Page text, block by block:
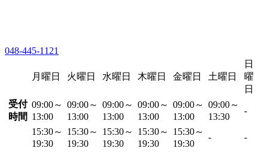
048-445-1121
月曜日 火曜日 水曜日 木曜日 金曜日 土曜日
日
曜
日
受付
時間
09:00～
13:00
09:00～
13:00
09:00～
13:00
09:00～
13:00
09:00～
13:00
09:00～
13:30
-
15:30～
19:30
15:30～
19:30
15:30～
19:30
15:30～
19:30
15:30～
19:30
- -